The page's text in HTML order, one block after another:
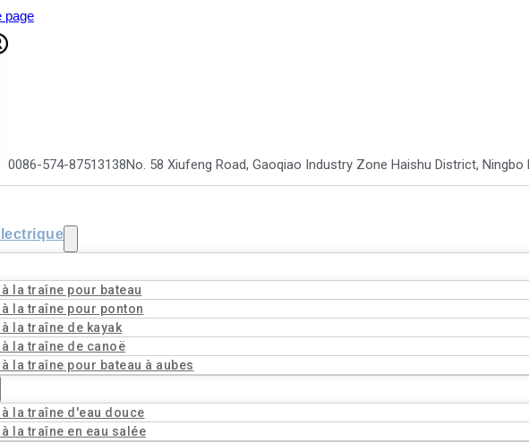
page
0086-574-87513138No. 58 Xiufeng Road, Gaoqiao Industry Zone Haishu District, Ningbo
la traîne pour bateau
la traîne pour ponton
la traîne de kayak
la traîne de canoë
la traîne pour bateau à aubes
la traîne d'eau douce
la traîne en eau salée